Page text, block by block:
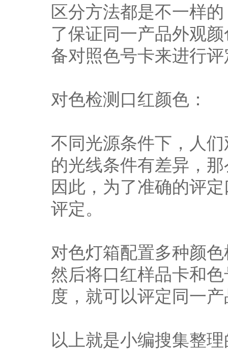
区分方法都是不一样
了保证同一产品外观
备对照色号卡来进行
对色检测口红颜色：
不同光源条件下，人
的光线条件有差异，
因此，为了准确的评
评定。
对色灯箱配置多种颜
然后将口红样品卡和
度，就可以评定同一
以上就是小编搜集整